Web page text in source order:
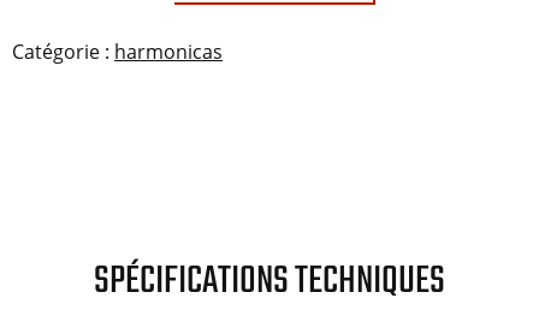
Chromonica
Catégorie : harmonicas
SPÉCIFICATIONS TECHNIQUES